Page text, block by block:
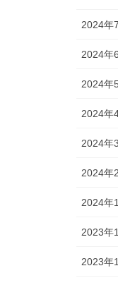
2024年
2024年
2024年
2024年
2024年
2024年
2024年
2023年
2023年